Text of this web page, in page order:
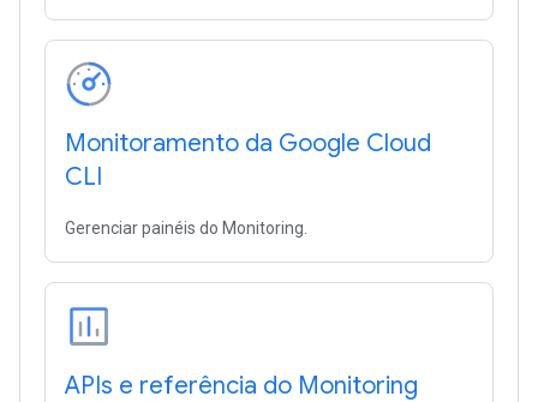
Monitoramento da Google Cloud
CLI
Gerenciar painéis do Monitoring.
APIs e referência do Monitoring